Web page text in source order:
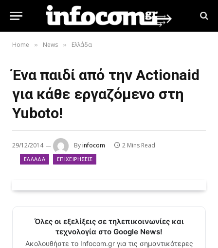
Home » News » Ελλάδα
Ένα παιδί από την Actionaid
για κάθε εργαζόμενο στη
Yuboto!
29/12/2014 Byinfocom 2 Mins Read
ΕΛΛΆΔΑ ΕΠΙΧΕΙΡΉΣΕΙΣ
Όλες οι εξελίξεις σε τηλεπικοινωνίες και
τεχνολογία στο Google News!
Ακολουθήστε το Infocom.gr για τις σημαντικότερες